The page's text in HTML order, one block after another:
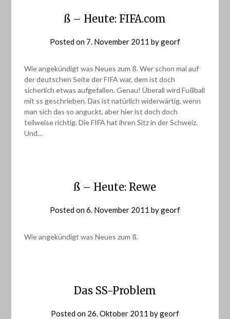
ß – Heute: FIFA.com
Posted on 7. November 2011 bygeorf
Wie angekündigt was Neues zum ß. Wer schon mal auf
der deutschen Seite der FIFA war, dem ist doch
sicherlich etwas aufgefallen. Genau! Überall wird Fußball
mit ss geschrieben. Das ist natürlich widerwärtig, wenn
man sich das so anguckt, aber hier ist doch doch
teilweise richtig. Die FIFA hat ihren Sitz in der Schweiz.
Und…
ß – Heute: Rewe
Posted on6. November 2011 bygeorf
Wie angekündigt was Neues zum ß.
Das SS-Problem
Posted on 26. Oktober 2011 bygeorf